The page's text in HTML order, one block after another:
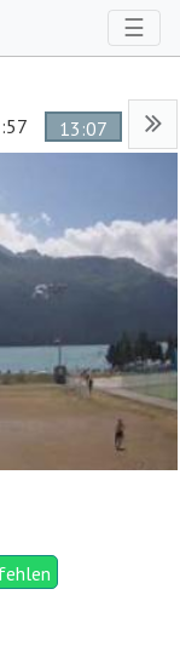
☰
13:07